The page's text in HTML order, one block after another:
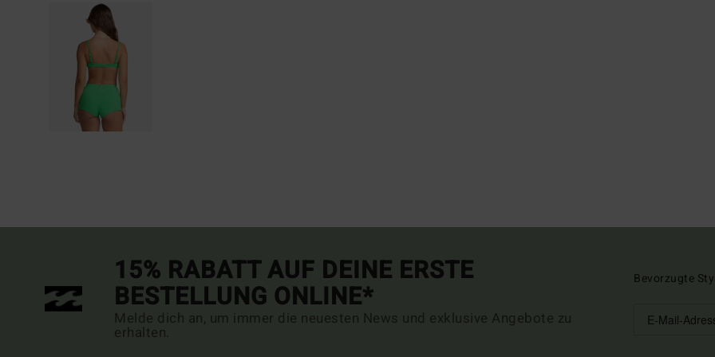
15% RABATT AUF DEINE ERSTE
BESTELLUNG ONLINE*
Melde dich an, um immer die neuesten News und exklusive Angebote zu
erhalten.
Bevorzugte